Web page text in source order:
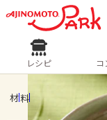
ロ
ログ
レシピ
レシピ コ
材料